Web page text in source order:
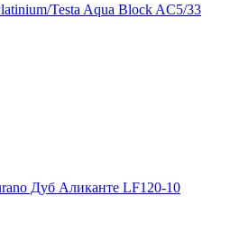
Testa Aqua Block AC5/33